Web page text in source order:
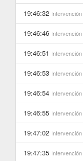
19:46:32 Intervención
19:46:46 Intervención
19:46:51 Intervención
19:46:53 Intervención
19:46:54 Intervención
19:46:55 Intervención
19:47:02 Intervención
19:47:35 Intervención